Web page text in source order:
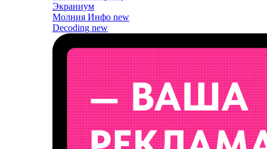
Экраниум
Молния Инфо new
Decoding new